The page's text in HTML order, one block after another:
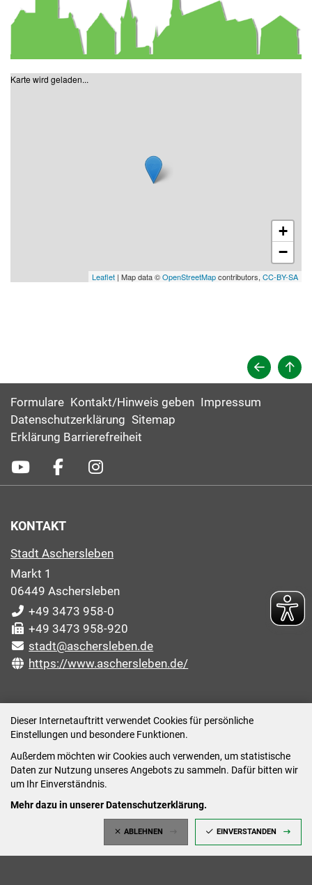
Dieser Internetauftritt verwendet Cookies für persönliche
Einstellungen und besondere Funktionen.
Außerdem möchten wir Cookies auch verwenden, um statistische
Daten zur Nutzung unseres Angebots zu sammeln. Dafür bitten wir
um Ihr Einverständnis.
Mehr dazu in unserer Datenschutzerklärung.
ABLEHNEN EINVERSTANDEN
Karte wird geladen...
+
−
Leaflet | Map data ©OpenStreetMapcontributors, CC-BY-SA
Formulare Kontakt/Hinweis geben Impressum
Datenschutzerklärung Sitemap
Erklärung Barrierefreiheit
KONTAKT
Stadt Aschersleben
Markt 1
06449 Aschersleben
+49 3473 958-0
+49 3473 958-920
stadt@aschersleben.de
https://www.aschersleben.de/
Montag: 09:00-12:00 /14:00-15:00 Uhr
Dienstag: 09:00-12:00 /14:00-16:00 Uhr
Mittwoch: 09:00 - 12:00 Uhr (nach vorheriger
Donnerstag: 09:00-12:00 /14:00-18:00 Uhr
Freitag: 09:00-12:00 Uhr